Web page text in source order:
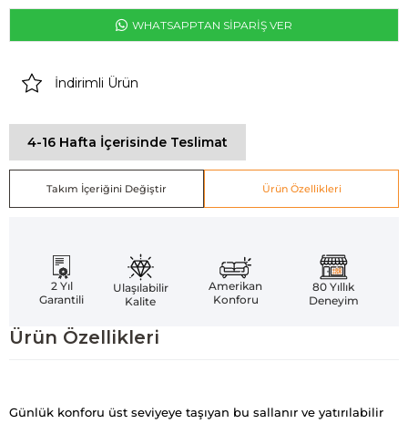
WHATSAPPTAN SİPARİŞ VER
İndirimli Ürün
4-16 Hafta İçerisinde Teslimat
Takım İçeriğini Değiştir Ürün Özellikleri
2 Yıl
Garantili
Ulaşılabilir
Kalite
Amerikan
Konforu
80 Yıllık
Deneyim
Ürün Özellikleri
Günlük konforu üst seviyeye taşıyan bu sallanır ve yatırılabilir